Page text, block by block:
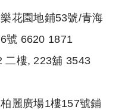
花園地鋪53號/青海
號 6620 1871
二樓, 223舖 3543
麗廣場1樓157號鋪